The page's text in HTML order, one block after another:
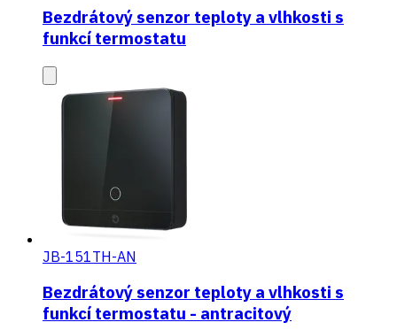
Bezdrátový senzor teploty a vlhkosti s
funkcí termostatu
JB-151TH-AN
Bezdrátový senzor teploty a vlhkosti s
funkcí termostatu - antracitový